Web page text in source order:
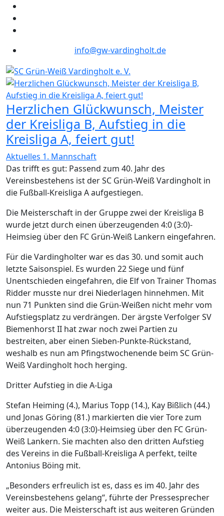
info@gw-vardingholt.de
Herzlichen Glückwunsch, Meister
der Kreisliga B, Aufstieg in die
Kreisliga A, feiert gut!
Aktuelles 1. Mannschaft
Das trifft es gut: Passend zum 40. Jahr des
Vereinsbestehens ist der SC Grün-Weiß Vardingholt in
die Fußball-Kreisliga A aufgestiegen.
Die Meisterschaft in der Gruppe zwei der Kreisliga B
wurde jetzt durch einen überzeugenden 4:0 (3:0)-
Heimsieg über den FC Grün-Weiß Lankern eingefahren.
Für die Vardingholter war es das 30. und somit auch
letzte Saisonspiel. Es wurden 22 Siege und fünf
Unentschieden eingefahren, die Elf von Trainer Thomas
Ridder musste nur drei Niederlagen hinnehmen. Mit
nun 71 Punkten sind die Grün-Weißen nicht mehr vom
Aufstiegsplatz zu verdrängen. Der ärgste Verfolger SV
Biemenhorst II hat zwar noch zwei Partien zu
bestreiten, aber einen Sieben-Punkte-Rückstand,
weshalb es nun am Pfingstwochenende beim SC Grün-
Weiß Vardingholt hoch herging.
Dritter Aufstieg in die A-Liga
Stefan Heiming (4.), Marius Topp (14.), Kay Bißlich (44.)
und Jonas Göring (81.) markierten die vier Tore zum
überzeugenden 4:0 (3:0)-Heimsieg über den FC Grün-
Weiß Lankern. Sie machten also den dritten Aufstieg
des Vereins in die Fußball-Kreisliga A perfekt, teilte
Antonius Böing mit.
„Besonders erfreulich ist es, dass es im 40. Jahr des
Vereinsbestehens gelang“, führte der Pressesprecher
weiter aus. Die Meisterschaft ist aus weiteren Gründen